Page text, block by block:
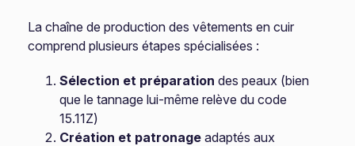
La chaîne de production des vêtements en cuir
comprend plusieurs étapes spécialisées :
Sélection et préparation des peaux (bien
que le tannage lui-même relève du code
15.11Z)
Création et patronage adaptés aux